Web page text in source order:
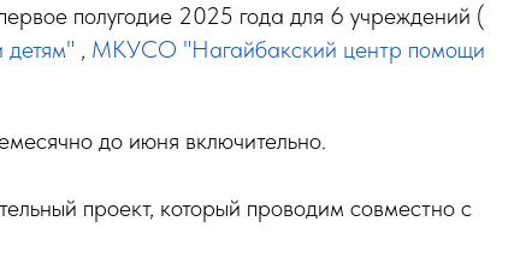
полугодие 2025 года для 6 учреждений (
, МКУСО "Нагайбакский центр помощи
до июня включительно.
проект, который проводим совместно с